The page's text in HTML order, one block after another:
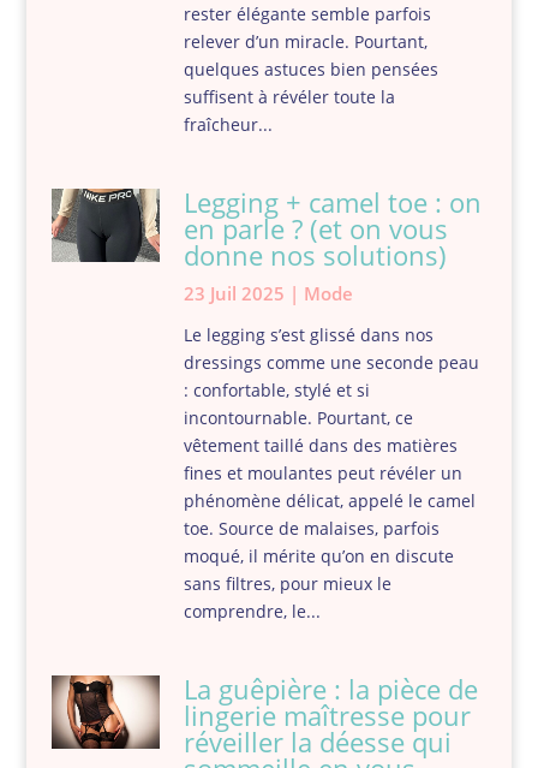
rester élégante semble parfois
relever d’un miracle. Pourtant,
quelques astuces bien pensées
suffisent à révéler toute la
fraîcheur...
Legging + camel toe : on
en parle ? (et on vous
donne nos solutions)
23 Juil 2025 | Mode
Le legging s’est glissé dans nos
dressings comme une seconde peau
: confortable, stylé et si
incontournable. Pourtant, ce
vêtement taillé dans des matières
fines et moulantes peut révéler un
phénomène délicat, appelé le camel
toe. Source de malaises, parfois
moqué, il mérite qu’on en discute
sans filtres, pour mieux le
comprendre, le...
La guêpière : la pièce de
lingerie maîtresse pour
réveiller la déesse qui